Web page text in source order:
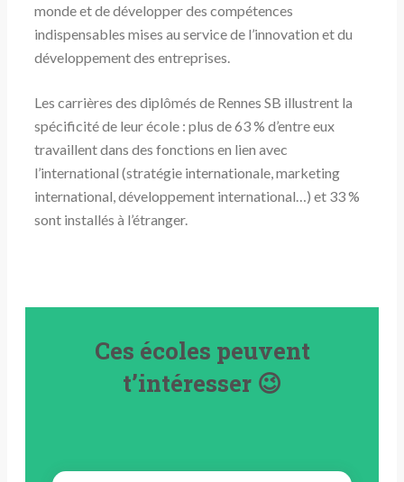
monde et de développer des compétences
indispensables mises au service de l’innovation et du
développement des entreprises.
Les carrières des diplômés de Rennes SB illustrent la
spécificité de leur école : plus de 63 % d’entre eux
travaillent dans des fonctions en lien avec
l’international (stratégie internationale, marketing
international, développement international…) et 33 %
sont installés à l’étranger.
Ces écoles peuvent
t’intéresser 😉